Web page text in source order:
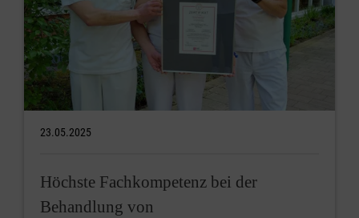
23.05.2025
Höchste Fachkompetenz bei der
Behandlung von